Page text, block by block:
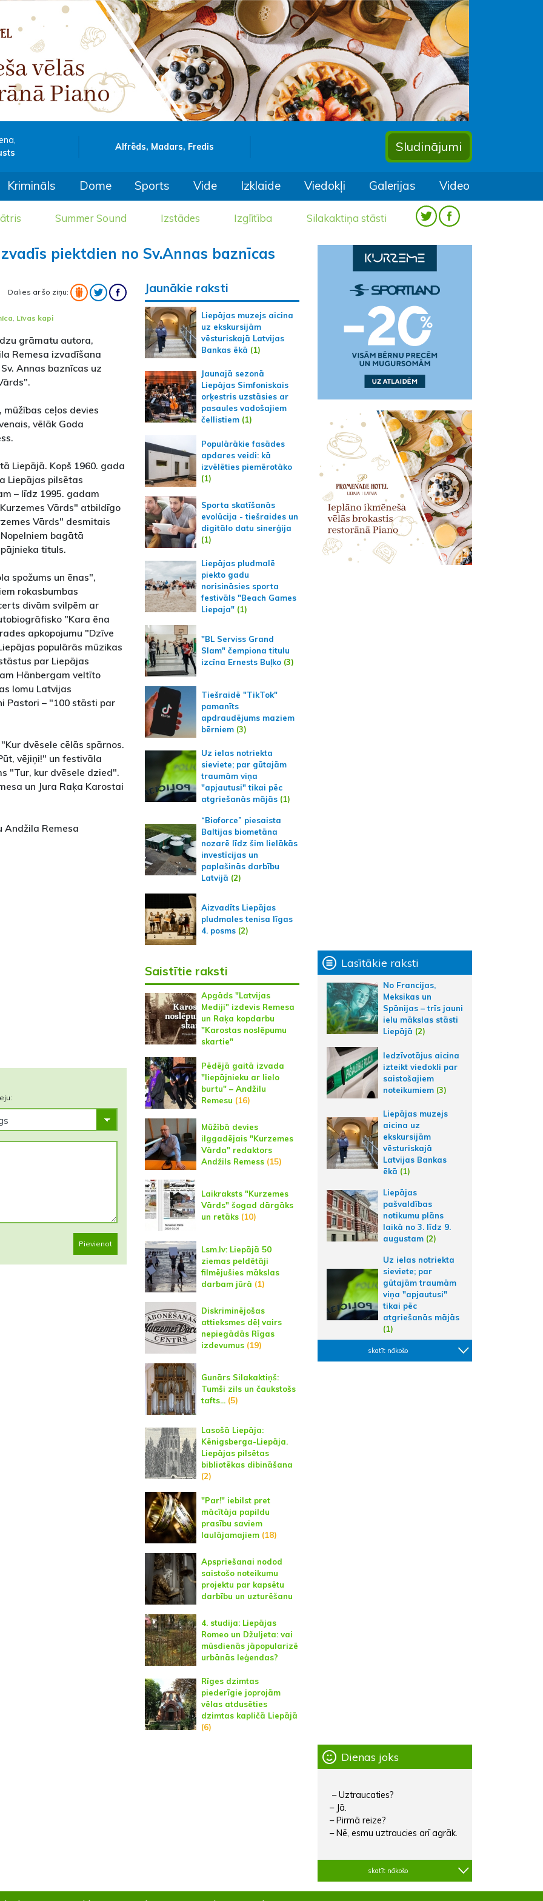
Alfrēds, Madars, Fredis Sludinājumi
Krimināls Dome Sports Vide Izklaide Viedokļi Galerijas Video
Summer Sound Izstādes Izglītība Silakaktiņa stāsti
piektdien no Sv.Annas baznīcas
Dalies ar šo ziņu:
, Līvas kapi
grāmatu autora,
Remesa izvadīšana
Annas baznīcas uz
ceļos devies
vēlāk Goda
Liepājā. Kopš 1960. gada
Liepājas pilsētas
– līdz 1995. gadam
Vārds" atbildīgo
Vārds" desmitais
bagātā
tituls.
spožums un ēnas",
rokasbumbas
divām svilpēm ar
"Kara ēna
apkopojumu "Dzīve
populārās mūzikas
par Liepājas
Hānbergam veltīto
lomu Latvijas
Pastori – "100 stāsti par
dvēsele cēlās spārnos.
vējiņi!" un festivāla
"Tur, kur dvēsele dzied".
un Jura Raķa Karostai
Andžila Remesa
Pievienot
Jaunākie raksti
Liepājas muzejs aicina
uz ekskursijām
vēsturiskajā Latvijas
Bankas ēkā (1)
Jaunajā sezonā
Liepājas Simfoniskais
orķestris uzstāsies ar
pasaules vadošajiem
čellistiem(1)
Populārākie fasādes
apdares veidi: kā
izvēlēties piemērotāko
(1)
Sporta skatīšanās
evolūcija - tiešraides un
digitālo datu sinerģija
(1)
Liepājas pludmalē
piekto gadu
norisināsies sporta
festivāls "Beach Games
Liepaja"(1)
"BL Serviss Grand
Slam" čempiona titulu
izcīna Ernests Buļko(3)
Tiešraidē "TikTok"
pamanīts
apdraudējums maziem
bērniem(3)
Uz ielas notriekta
sieviete; par gūtajām
traumām viņa
"apjautusi" tikai pēc
atgriešanās mājās(1)
“Bioforce” piesaista
Baltijas biometāna
nozarē līdz šim lielākās
investīcijas un
paplašinās darbību
Latvijā (2)
Aizvadīts Liepājas
pludmales tenisa līgas
4. posms(2)
Saistītie raksti
Apgāds "Latvijas
Mediji" izdevis Remesa
un Raķa kopdarbu
"Karostas noslēpumu
skartie"
Pēdējā gaitā izvada
"liepājnieku ar lielo
burtu" – Andžilu
Remesu (16)
Mūžībā devies
ilggadējais "Kurzemes
Vārda" redaktors
Andžils Remess(15)
Laikraksts "Kurzemes
Vārds" šogad dārgāks
un retāks(10)
Lsm.lv: Liepājā 50
ziemas peldētāji
filmējušies mākslas
darbam jūrā (1)
Diskriminējošas
attieksmes dēļ vairs
nepiegādās Rīgas
izdevumus(19)
Gunārs Silakaktiņš:
Tumši zils un čaukstošs
tafts...(5)
Lasošā Liepāja:
Kēnigsberga-Liepāja.
Liepājas pilsētas
bibliotēkas dibināšana
(2)
"Par!" iebilst pret
mācītāja papildu
prasību saviem
laulājamajiem(18)
Apspriešanai nodod
saistošo noteikumu
projektu par kapsētu
darbību un uzturēšanu
4. studija: Liepājas
Romeo un Džuljeta: vai
mūsdienās jāpopularizē
urbānās leģendas?
Rīges dzimtas
piederīgie joprojām
vēlas atdusēties
dzimtas kapličā Liepājā
(6)
Lasītākie raksti
No Francijas,
Meksikas un
Spānijas – trīs jauni
ielu mākslas stāsti
Liepājā (2)
Iedzīvotājus aicina
izteikt viedokli par
saistošajiem
noteikumiem (3)
Liepājas muzejs
aicina uz
ekskursijām
vēsturiskajā
Latvijas Bankas
ēkā (1)
Liepājas
pašvaldības
notikumu plāns
laikā no 3. līdz 9.
augustam (2)
Uz ielas notriekta
sieviete; par
gūtajām traumām
viņa "apjautusi"
tikai pēc
atgriešanās mājās
(1)
skatīt nākošo
Dienas joks
– Uztraucaties?
– Jā.
– Pirmā reize?
– Nē, esmu uztraucies arī agrāk.
skatīt nākošo